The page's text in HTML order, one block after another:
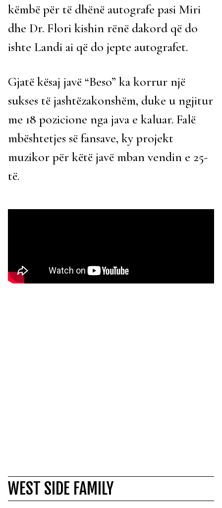
këmbë për të dhënë autografe pasi Miri
dhe Dr. Flori kishin rënë dakord që do
ishte Landi ai që do jepte autografet.
Gjatë kësaj javë “Beso” ka korrur një
sukses të jashtëzakonshëm, duke u ngjitur
me 18 pozicione nga java e kaluar. Falë
mbështetjes së fansave, ky projekt
muzikor për këtë javë mban vendin e 25-
të.
WEST SIDE FAMILY